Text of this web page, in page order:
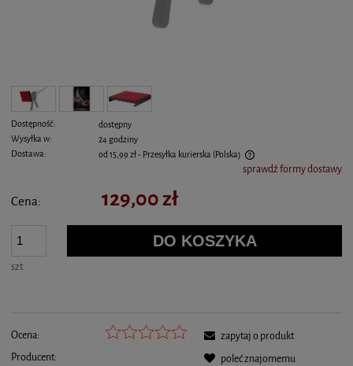
Dostępność:
dostępny
Wysyłka w:
24 godziny
Dostawa:
od 15,99 zł- Przesyłka kurierska (Polska)
sprawdź formy dostawy
Cena: 129,00 zł
szt.
DO KOSZYKA
Ocena:
Producent:
zapytaj o produkt
poleć znajomemu